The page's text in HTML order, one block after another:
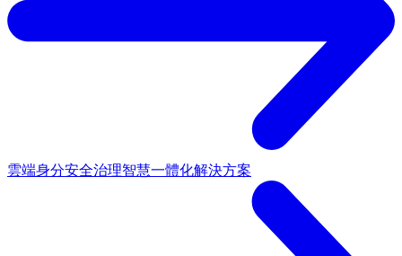
雲端身分安全治理智慧一體化解決方案